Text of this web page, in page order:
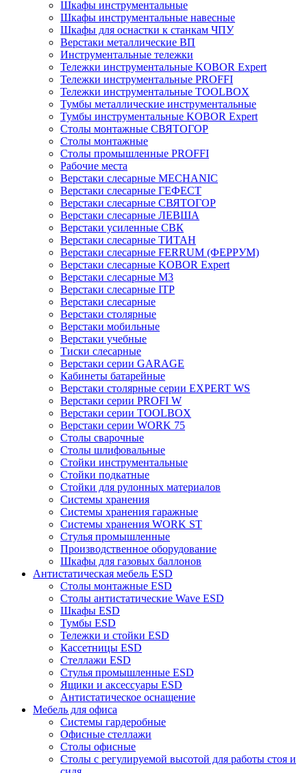
Шкафы инструментальные
Шкафы инструментальные навесные
Шкафы для оснастки к станкам ЧПУ
Верстаки металлические ВП
Инструментальные тележки
Тележки инструментальные KOBOR Expert
Тележки инструментальные PROFFI
Тележки инструментальные TOOLBOX
Тумбы металлические инструментальные
Тумбы инструментальные KOBOR Expert
Столы монтажные СВЯТОГОР
Столы монтажные
Столы промышленные PROFFI
Рабочие места
Верстаки слесарные MECHANIC
Верстаки слесарные ГЕФЕСТ
Верстаки слесарные СВЯТОГОР
Верстаки слесарные ЛЕВША
Верстаки усиленные СВК
Верстаки слесарные ТИТАН
Верстаки слесарные FERRUM (ФЕРРУМ)
Верстаки слесарные KOBOR Expert
Верстаки слесарные М3
Верстаки слесарные ITP
Верстаки слесарные
Верстаки столярные
Верстаки мобильные
Верстаки учебные
Тиски слесарные
Верстаки серии GARAGE
Кабинеты батарейные
Верстаки столярные серии EXPERT WS
Верстаки серии PROFI W
Верстаки серии TOOLBOX
Верстаки серии WORK 75
Столы сварочные
Столы шлифовальные
Стойки инструментальные
Стойки подкатные
Стойки для рулонных материалов
Системы хранения
Системы хранения гаражные
Системы хранения WORK ST
Стулья промышленные
Производственное оборудование
Шкафы для газовых баллонов
Антистатическая мебель ESD
Столы монтажные ESD
Столы антистатические Wave ESD
Шкафы ESD
Тумбы ESD
Тележки и стойки ESD
Кассетницы ESD
Стеллажи ESD
Стулья промышленные ESD
Ящики и аксессуары ESD
Антистатическое оснащение
Мебель для офиса
Системы гардеробные
Офисные стеллажи
Столы офисные
Столы с регулируемой высотой для работы стоя и